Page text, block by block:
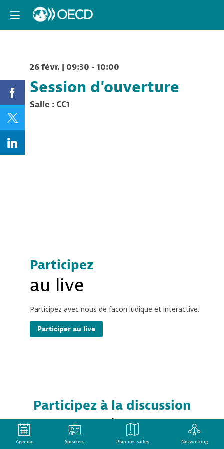
26 févr. | 09:30 - 10:00
Session d'ouverture
Salle :CC1
Description
Participez
au live
Participez avec nous de facon ludique et interactive.
Participer au live
Participez à la discussion
au live
Agenda Speakers Plan des salles Networking